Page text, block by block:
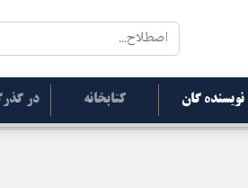
نویسنده گان کتابخانه در